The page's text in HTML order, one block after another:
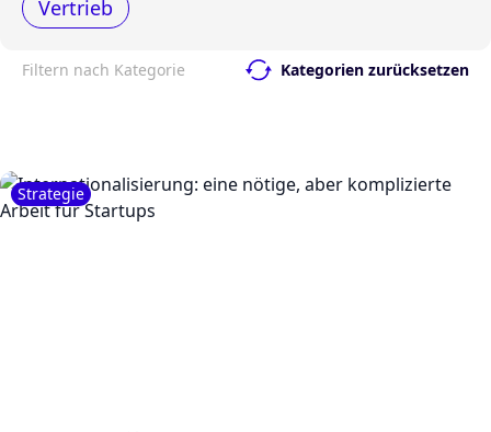
Vertrieb
Filtern nach Kategorie Kategorien zurücksetzen
Strategie